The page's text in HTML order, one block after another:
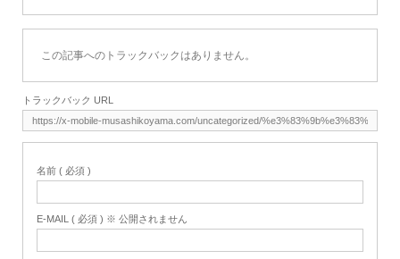
この記事へのトラックバックはありません。
トラックバック URL
名前 ( 必須 )
E-MAIL ( 必須 ) ※ 公開されません